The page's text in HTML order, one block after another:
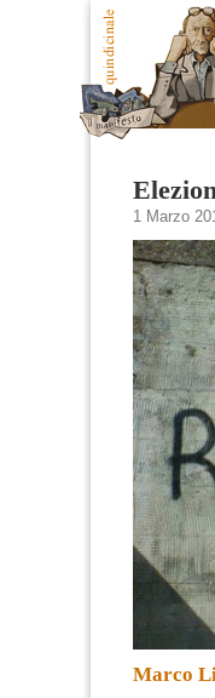
1 Marzo
Marco